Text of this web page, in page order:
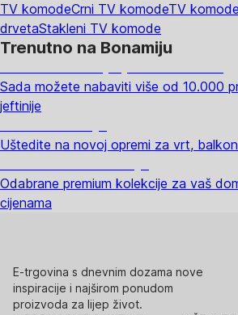
TV komodeCrni TV komodeTV
drvetaStakleni TV komode
Trenutno na Bonamiju
Sada možete nabaviti više od 10.000
jeftinije
Uštedite na novoj opremi za vrt,
Odabrane premium kolekcije za vaš
cijenama
E-trgovina s dnevnim dozama nove
inspiracije i najširom ponudom
proizvoda za lijep život.